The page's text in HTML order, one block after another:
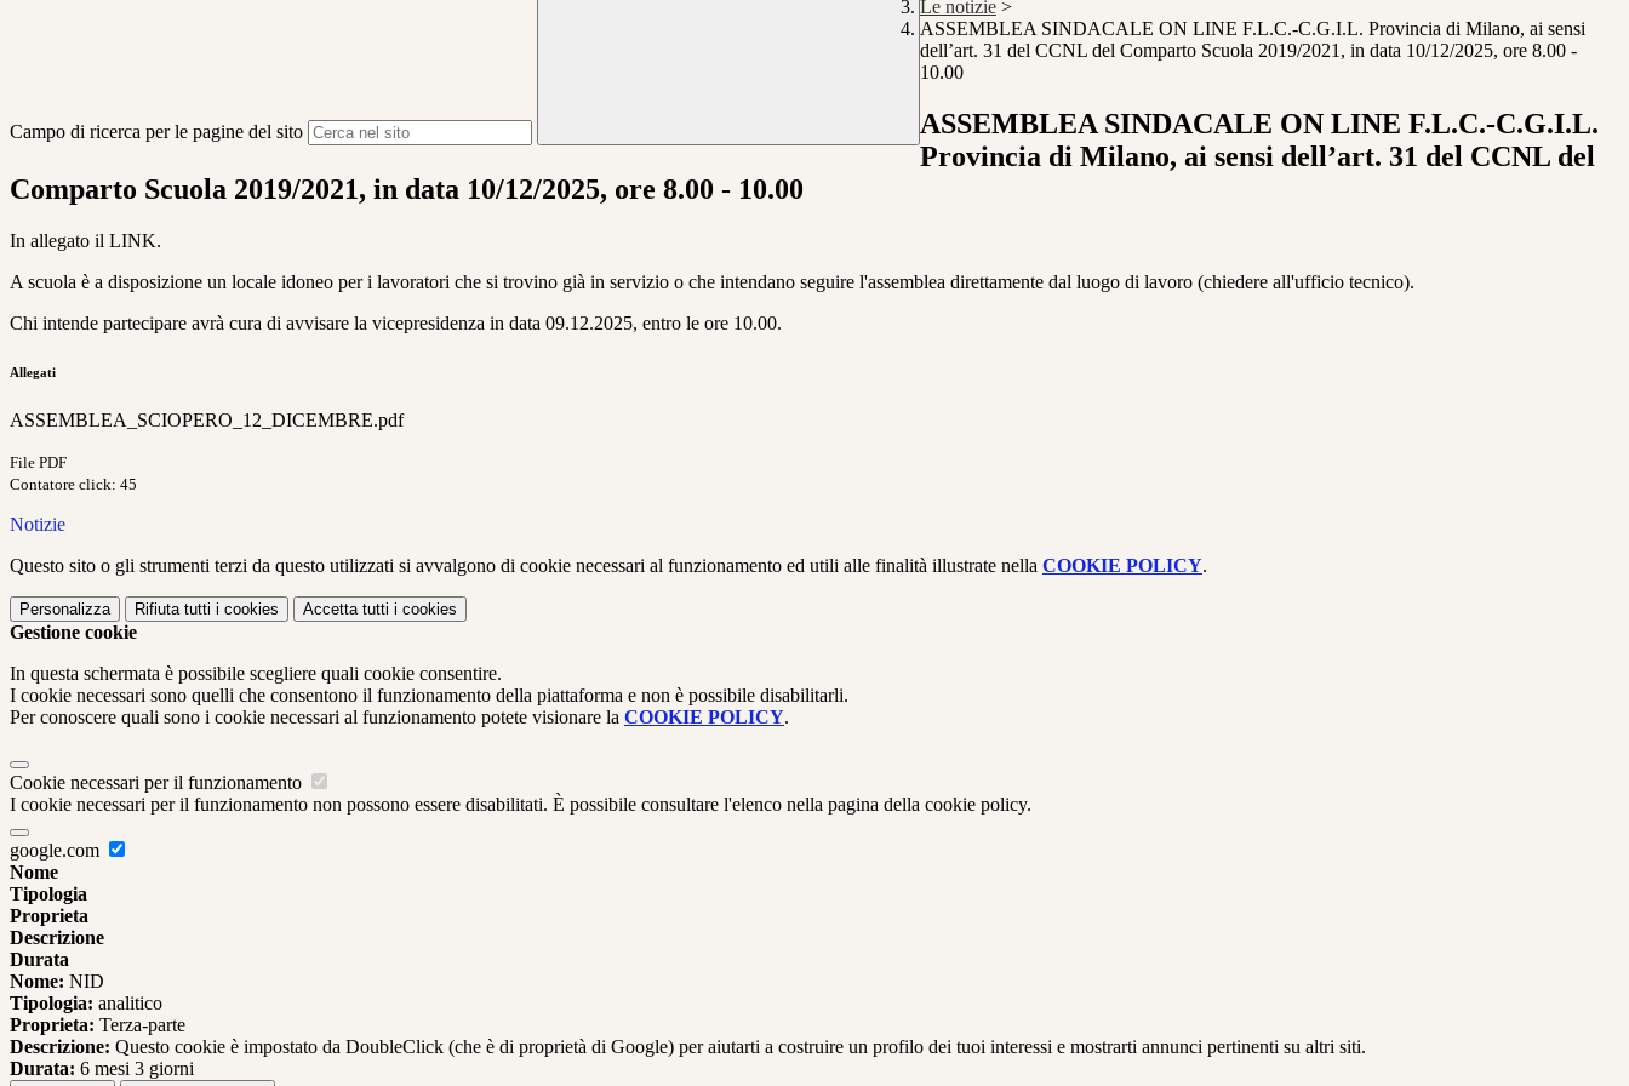
Campo di ricerca per le pagine del sito
Le notizie >
ASSEMBLEA SINDACALE ON LINE F.L.C.-C.G.I.L. Provincia di Milano, ai sensi
dell’art. 31 del CCNL del Comparto Scuola 2019/2021, in data 10/12/2025, ore 8.00 -
10.00
ASSEMBLEA SINDACALE ON LINE F.L.C.-C.G.I.L.
Provincia di Milano, ai sensi dell’art. 31 del CCNL del
Comparto Scuola 2019/2021, in data 10/12/2025, ore 8.00 - 10.00
In allegato il LINK.
A scuola è a disposizione un locale idoneo per i lavoratori che si trovino già in servizio o che intendano seguire l'assemblea direttamente dal luogo di lavoro (chiedere all'ufficio tecnico).
Chi intende partecipare avrà cura di avvisare la vicepresidenza in data 09.12.2025, entro le ore 10.00.
Allegati
ASSEMBLEA_SCIOPERO_12_DICEMBRE.pdf
File PDF
Contatore click: 45
Notizie
Questo sito o gli strumenti terzi da questo utilizzati si avvalgono di cookie necessari al funzionamento ed utili alle finalità illustrate nella COOKIE POLICY.
Personalizza Rifiuta tutti i cookies Accetta tutti i cookies
Gestione cookie
In questa schermata è possibile scegliere quali cookie consentire.
I cookie necessari sono quelli che consentono il funzionamento della piattaforma e non è possibile disabilitarli.
Per conoscere quali sono i cookie necessari al funzionamento potete visionare la COOKIE POLICY.
Cookie necessari per il funzionamento
I cookie necessari per il funzionamento non possono essere disabilitati. È possibile consultare l'elenco nella pagina della cookie policy.
google.com
Nome
Tipologia
Proprieta
Descrizione
Durata
Nome: NID
Tipologia: analitico
Proprieta: Terza-parte
Descrizione: Questo cookie è impostato da DoubleClick (che è di proprietà di Google) per aiutarti a costruire un profilo dei tuoi interessi e mostrarti annunci pertinenti su altri siti.
Durata: 6 mesi 3 giorni